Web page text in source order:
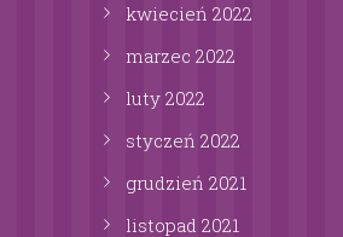
kwiecień 2022
marzec 2022
luty 2022
styczeń 2022
grudzień 2021
listopad 2021